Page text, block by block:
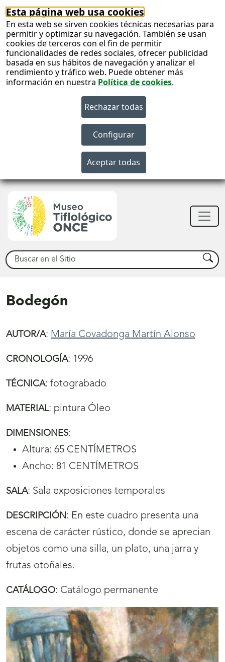
Esta página web usa cookies
En esta web se sirven cookies técnicas necesarias para
permitir y optimizar su navegación. También se usan
cookies de terceros con el fin de permitir
funcionalidades de redes sociales, ofrecer publicidad
basada en sus hábitos de navegación y analizar el
rendimiento y tráfico web. Puede obtener más
información en nuestra Política de cookies.
Buscar Buscar
Bodegón
AUTOR/A: María Covadonga Martín Alonso
CRONOLOGÍA: 1996
TÉCNICA: fotograbado
MATERIAL: pintura Óleo
DIMENSIONES:
Altura: 65 CENTÍMETROS
Ancho: 81 CENTÍMETROS
SALA: Sala exposiciones temporales
DESCRIPCIÓN: En este cuadro presenta una
escena de carácter rústico, donde se aprecian
objetos como una silla, un plato, una jarra y
frutas otoñales.
CATÁLOGO: Catálogo permanente